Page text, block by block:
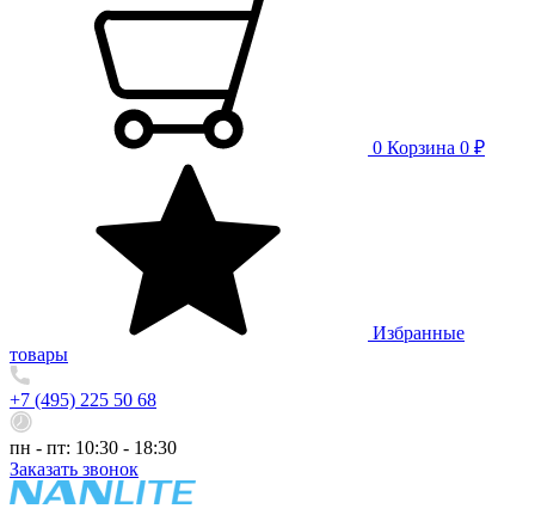
0 Корзина 0 ₽
Избранные
товары
+7 (495) 225 50 68
пн - пт: 10:30 - 18:30
Заказать звонок